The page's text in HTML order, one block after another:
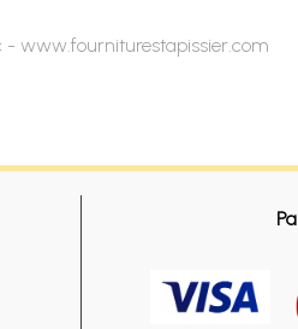
- www.fourniturestapissier.com